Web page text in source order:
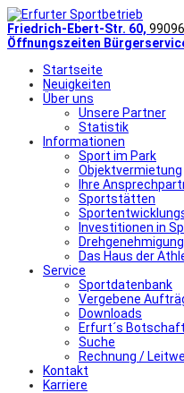
Friedrich-Ebert-Str. 60,
Öffnungszeiten
Startseite
Neuigkeiten
Über uns
Unsere Partner
Statistik
Informationen
Sport im Park
Objektvermietung
Ihre
Sportstätten
Investitionen in
Drehgenehmigung
Das Haus der
Service
Sportdatenbank
Vergebene
Downloads
Erfurt´s
Suche
Rechnung /
Kontakt
Karriere